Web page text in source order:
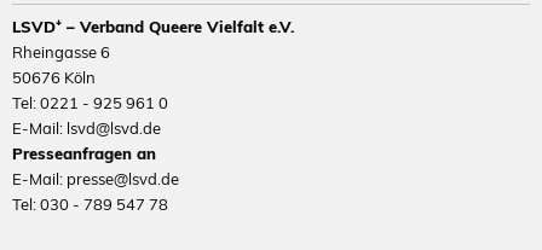
LSVD⁺ – Verband Queere Vielfalt e.V.
Rheingasse 6
50676 Köln
Tel: 0221 - 925 961 0
E-Mail: lsvd@lsvd.de
Presseanfragen an
E-Mail: presse@lsvd.de
Tel: 030 - 789 547 78